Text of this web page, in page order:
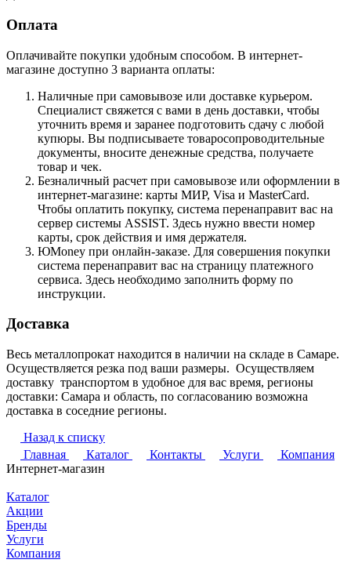
Оплата
Оплачивайте покупки удобным способом. В интернет-
магазине доступно 3 варианта оплаты:
Наличные при самовывозе или доставке курьером.
Специалист свяжется с вами в день доставки, чтобы
уточнить время и заранее подготовить сдачу с любой
купюры. Вы подписываете товаросопроводительные
документы, вносите денежные средства, получаете
товар и чек.
Безналичный расчет при самовывозе или оформлении в
интернет-магазине: карты МИР, Visa и MasterCard.
Чтобы оплатить покупку, система перенаправит вас на
сервер системы ASSIST. Здесь нужно ввести номер
карты, срок действия и имя держателя.
ЮMoney при онлайн-заказе. Для совершения покупки
система перенаправит вас на страницу платежного
сервиса. Здесь необходимо заполнить форму по
инструкции.
Доставка
Весь металлопрокат находится в наличии на складе в Самаре.
Осуществляется резка под ваши размеры. Осуществляем
доставку транспортом в удобное для вас время, регионы
доставки: Самара и область, по согласованию возможна
доставка в соседние регионы.
Назад к списку
Главная
Каталог Контакты Услуги
Компания
Интернет-магазин
Каталог
Акции
Бренды
Услуги
Компания